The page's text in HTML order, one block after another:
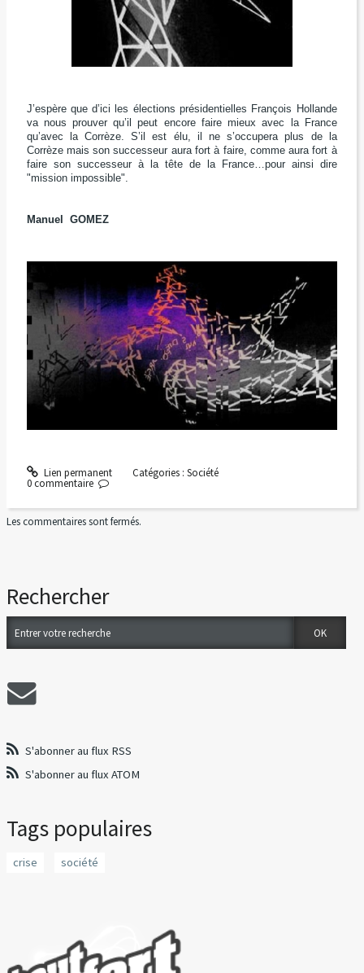
Rechercher
S'abonner au flux RSS
S'abonner au flux ATOM
Tags populaires
crise société
J’espère que d’ici les élections présidentielles François Hollande
va nous prouverqu’il peut encore faire mieux avec la France
qu’avec la Corrèze.S’il est élu, il ne s’occupera plus de la
Corrèze mais son successeur aura fort à faire, comme aura fort à
faire son successeur à la tête de la France…pour ainsi dire
"mission impossible".
Manuel GOMEZ
Lien permanent Catégories : Société
0 commentaire
Les commentaires sont fermés.